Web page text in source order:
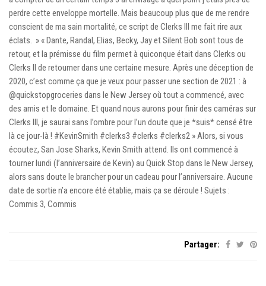
perdre cette enveloppe mortelle. Mais beaucoup plus que de me rendre
conscient de ma sain mortalité, ce script de Clerks III me fait rire aux
éclats. » « Dante, Randal, Elias, Becky, Jay et Silent Bob sont tous de
retour, et la prémisse du film permet à quiconque était dans Clerks ou
Clerks II de retourner dans une certaine mesure. Après une déception de
2020, c’est comme ça que je veux pour passer une section de 2021 : à
@quickstopgroceries dans le New Jersey où tout a commencé, avec
des amis et le domaine. Et quand nous aurons pour finir des caméras sur
Clerks III, je saurai sans l’ombre pour l’un doute que je *suis* censé être
là ce jour-là ! #KevinSmith #clerks3 #clerks #clerks2 » Alors, si vous
écoutez, San Jose Sharks, Kevin Smith attend. Ils ont commencé à
tourner lundi (l’anniversaire de Kevin) au Quick Stop dans le New Jersey,
alors sans doute le brancher pour un cadeau pour l’anniversaire. Aucune
date de sortie n’a encore été établie, mais ça se déroule ! Sujets :
Commis 3, Commis
Partager: